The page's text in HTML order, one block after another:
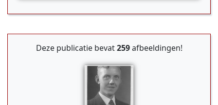
Deze publicatie bevat259afbeeldingen!